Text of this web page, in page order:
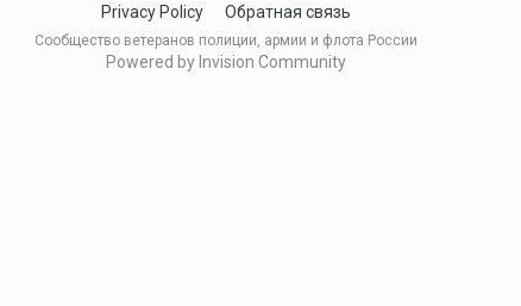
Privacy Policy Обратная связь
Сообщество ветеранов полиции, армии и флота России
Powered by Invision Community